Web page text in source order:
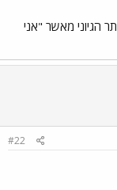
הגיוני מאשר "אני
#22